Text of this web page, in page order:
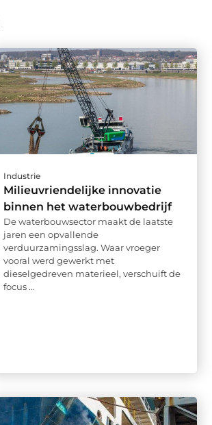
Industrie
Milieuvriendelijke innovatie
binnen het waterbouwbedrijf
De waterbouwsector maakt de laatste
jaren een opvallende
verduurzamingsslag. Waar vroeger
vooral werd gewerkt met
dieselgedreven materieel, verschuift de
focus ...